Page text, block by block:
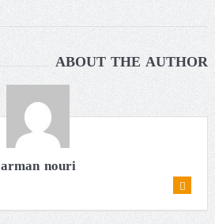
ABOUT THE AUTHOR
arman nouri